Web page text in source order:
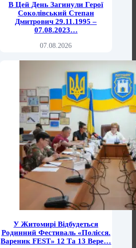
В Цей День Загинули Герої
Соколівський Степан
Дмитрович 29.11.1995 –
07.08.2023…
07.08.2026
У Житомирі Відбудеться
Родинний Фестиваль «Полісся.
Вареник FEST» 12 Та 13 Вере…